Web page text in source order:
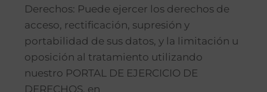
Derechos: Puede ejercer los derechos de
acceso, rectificación, supresión y
portabilidad de sus datos, y la limitación u
oposición al tratamiento utilizando
nuestro PORTAL DE EJERCICIO DE
DERECHOS, en